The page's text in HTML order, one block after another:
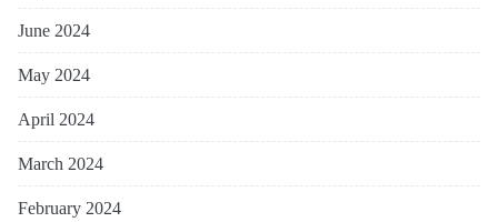
June 2024
May 2024
April 2024
March 2024
February 2024